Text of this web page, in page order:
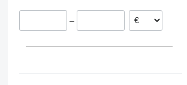
Hongrie
–